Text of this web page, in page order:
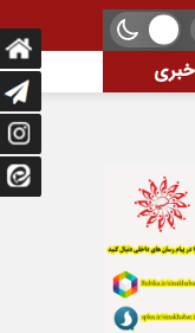
شهرضایی بر سکوی سوم جام